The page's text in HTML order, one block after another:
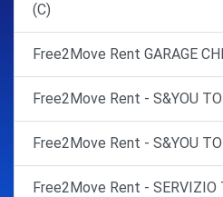
(C)
Free2Move Rent GARAGE
Free2Move Rent - S&YOU
Free2Move Rent - S&YOU
Free2Move Rent - SERVIZIO